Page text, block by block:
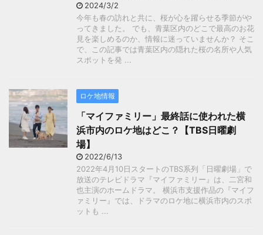
2024/3/2
今年も春の訪れと共に、桜が心を躍らせる季節がや
ってきました。 でも、青葉区内のどこで最高のお花
見を楽しめるのか、情報に迷っていませんか？ そこ
で、この記事では青葉区内の隠れた桜の名所や人気
スポットを発 ...
ロケ地情報
「マイファミリー」最終話に使われた横
浜市内のロケ地はどこ？【TBS日曜劇
場】
2022/6/13
2022年4月10日スタートのTBS系列「日曜劇場」で
放送のテレビドラマ『マイファミリー』は、二宮和
也主演のホームドラマ。 横浜市支援作品の『マイフ
ァミリー』では、ドラマのロケ地に横浜市内のスポ
ットも ...